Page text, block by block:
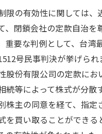
限の有効性に関しては、
、閉鎖会社の定款自治を
重要な判例として、台湾
号民事判決が挙げられ
股份有限公司の定款にお
続等によって株式が分散
株主の同意を経て、指定
を買い取ることができる